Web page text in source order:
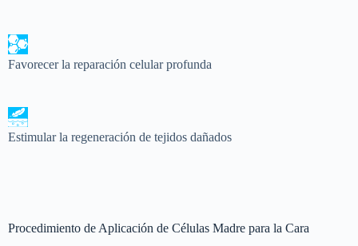
Favorecer la reparación celular profunda
Estimular la regeneración de tejidos dañados
Procedimiento de Aplicación de Células Madre para la Cara